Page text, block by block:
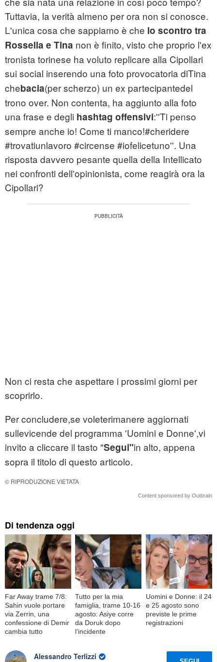
Tuttavia, la verità almeno per ora non si conosce.
L'unica cosa che sappiamo è che lo scontro tra
Rossella e Tina non è finito, visto che proprio l'ex
tronista torinese ha voluto replicare alla Cipollari
sui social inserendo una foto provocatoria diTina
chebacia(per scherzo) un ex partecipantedel
trono over. Non contenta, ha aggiunto alla foto
una frase e degli hashtag offensivi:''Ti penso
sempre anche io! Come ti manco!#cheridere
#trovatiunlavoro #circense #iofelicetuno''. Una
risposta davvero pesante quella della Intellicato
nei confronti dell'opinionista, come reagirà ora la
Cipollari?
Non ci resta che aspettare i prossimi giorni per
scoprirlo.
Per concludere,se voleterimanere aggiornati
sullevicende del programma 'Uomini e Donne',vi
invito a cliccare il tasto "Segui"in alto, appena
sopra il titolo di questo articolo.
© RIPRODUZIONE VIETATA
Content sponsored by Outbrain
Di tendenza oggi
Far Away trame 7/8:
Sahin vuole portare
via Zerrin, una
confessione di Demir
cambia tutto
Tutto per la mia
famiglia, trame 10-16
agosto: Asiye corre
da Doruk dopo
l’incidente
Uomini e Donne: il 24
e 25 agosto sono
previste le prime
registrazioni
Alessandro Terlizzi